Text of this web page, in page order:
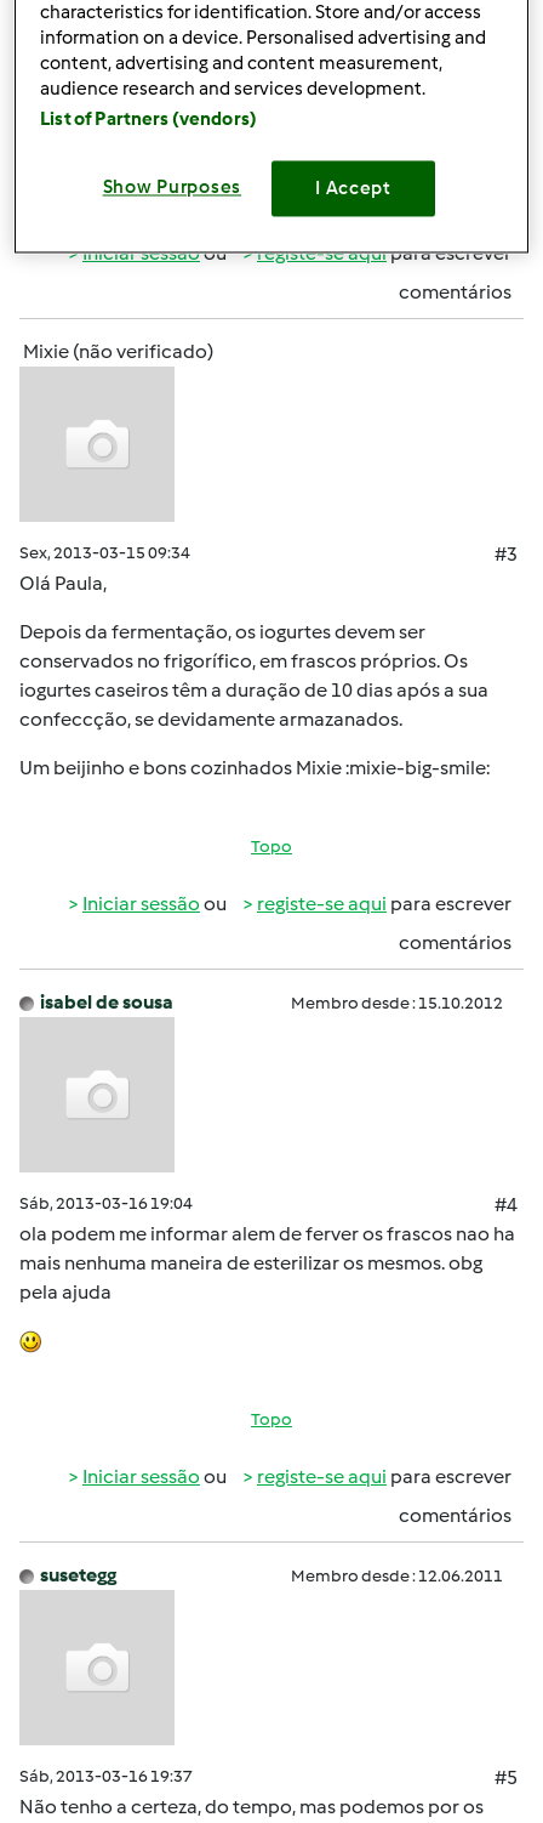
Sex, 2013-03-15 07:34
Duram cerca de 10 dias
Iniciar sessãoou registe-se aquipara escrever
comentários
Mixie (não verificado)
Sex, 2013-03-15 09:34
#3
Olá Paula,
Depois da fermentação, os iogurtes devem ser
conservados no frigorífico, em frascos próprios. Os
iogurtes caseiros têm a duração de 10 dias após a sua
confeccção, se devidamente armazanados.
Um beijinho e bons cozinhados Mixie :mixie-big-smile:
Topo
Iniciar sessão ou registe-se aqui para escrever
comentários
isabel de sousa Membro desde : 15.10.2012
Sáb, 2013-03-16 19:04
#4
ola podem me informar alem de ferver os frascos nao ha
mais nenhuma maneira de esterilizar os mesmos. obg
pela ajuda
Topo
Iniciar sessão ou registe-se aqui para escrever
comentários
susetegg Membro desde : 12.06.2011
Sáb, 2013-03-16 19:37
#5
Não tenho a certeza, do tempo, mas podemos por os
characteristics for identification. Store and/or access
information on a device. Personalised advertising and
content, advertising and content measurement,
audience research and services development.
List of Partners (vendors)
Show Purposes I Accept